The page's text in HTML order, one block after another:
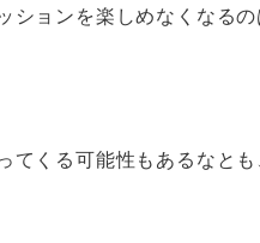
ションを楽しめなくなる
くる可能性もあるなとも